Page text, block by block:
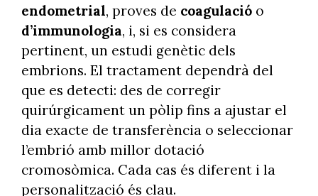
endometrial, proves de coagulació o
d’immunologia, i, si es considera
pertinent, un estudi genètic dels
embrions. El tractament dependrà del
que es detecti: des de corregir
quirúrgicament un pòlip fins a ajustar el
dia exacte de transferència o seleccionar
l’embrió amb millor dotació
cromosòmica. Cada cas és diferent i la
personalització és clau.